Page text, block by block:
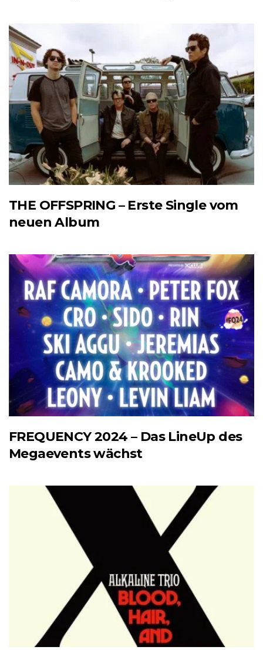
THE OFFSPRING – Erste Single vom
neuen Album
FREQUENCY 2024 – Das LineUp des
Megaevents wächst